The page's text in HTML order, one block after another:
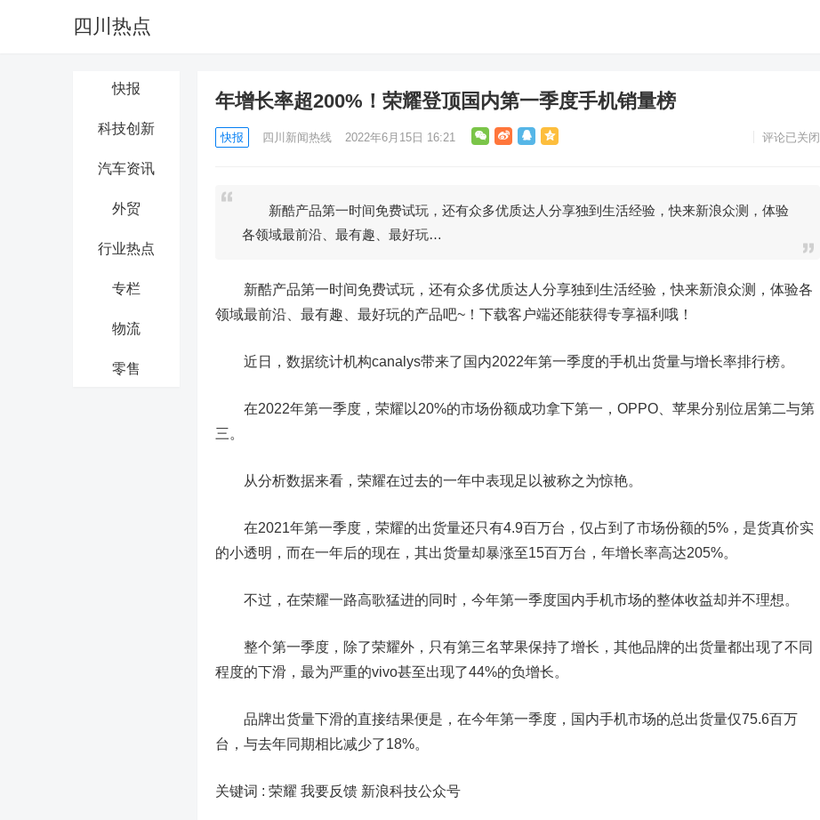
四川热点
快报
科技创新
汽车资讯
外贸
行业热点
专栏
物流
零售
年增长率超200%！荣耀登顶国内第一季度手机销量榜
快报 四川新闻热线 2022年6月15日 16:21 评论已关闭
新酷产品第一时间免费试玩，还有众多优质达人分享独到生活经验，快来新浪众测，体验
各领域最前沿、最有趣、最好玩…
新酷产品第一时间免费试玩，还有众多优质达人分享独到生活经验，快来新浪众测，体验各
领域最前沿、最有趣、最好玩的产品吧~！下载客户端还能获得专享福利哦！
近日，数据统计机构canalys带来了国内2022年第一季度的手机出货量与增长率排行榜。
在2022年第一季度， 荣耀以20%的市场份额成功拿下第一，OPPO、苹果分别位居第二与第
三。
从分析数据来看，荣耀在过去的一年中表现足以被称之为惊艳。
在2021年第一季度， 荣耀的出货量还只有4.9百万台，仅占到了市场份额的5%，是货真价实
的小透明，而在一年后的现在，其出货量却暴涨至15百万台，年增长率高达205%。
不过，在荣耀一路高歌猛进的同时，今年第一季度国内手机市场的整体收益却并不理想。
整个第一季度，除了荣耀外，只有第三名苹果保持了增长， 其他品牌的出货量都出现了不同
程度的下滑，最为严重的vivo甚至出现了44%的负增长。
品牌出货量下滑的直接结果便是， 在今年第一季度，国内手机市场的总出货量仅75.6百万
台，与去年同期相比减少了18%。
关键词 : 荣耀 我要反馈 新浪科技公众号